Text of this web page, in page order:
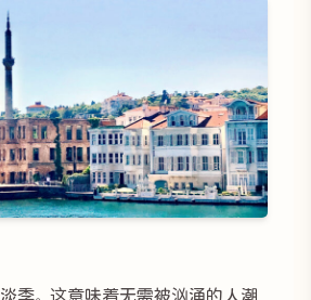
季。这意味着无需被汹涌的人潮